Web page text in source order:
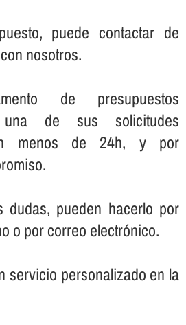
puede contactar de
nosotros.
de presupuestos
de sus solicitudes
menos de 24h, y por
dudas, pueden hacerlo por
o por correo electrónico.
servicio personalizado en la